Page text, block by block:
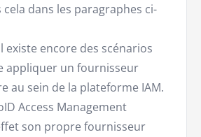
dans les paragraphes ci-
existe encore des scénarios
appliquer un fournisseur
au sein de la plateforme IAM.
Access Management
son propre fournisseur